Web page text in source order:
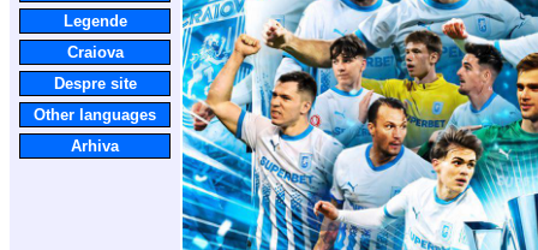
Legende
Craiova
Despre site
Other languages
Arhiva